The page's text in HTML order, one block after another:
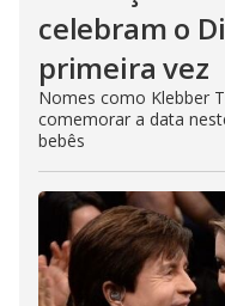
celebram o
primeira vez
Nomes como Klebber
comemorar a data
bebês